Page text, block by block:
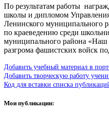
По результатам работы
школы и дипломом
Ленинского муниципального
по краеведению среди
муниципального района
разгрома фашистских войск
Добавить учебный материал в
Добавить творческую работу
Код для вставки списка
Мои публикации: